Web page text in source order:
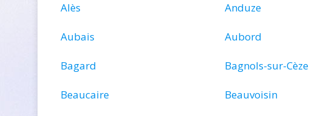
Alès Anduze
Aubais Aubord
Bagard Bagnols-sur-Cèze
Beaucaire Beauvoisin